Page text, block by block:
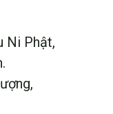
Ni Phật,